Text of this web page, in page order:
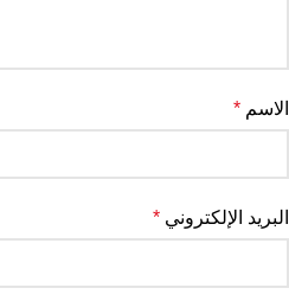
الاسم *
البريد الإلكتروني *